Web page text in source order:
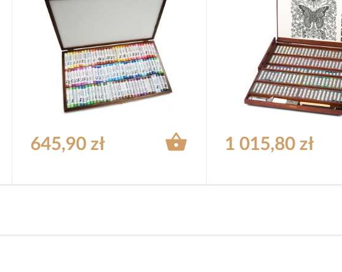
645,90 zł  1 015,80 zł